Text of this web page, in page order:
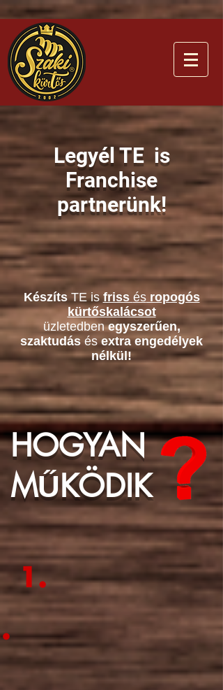
Legyél TE is
Franchise
partnerünk!
KészítsTE is friss ésropogós
kürtőskalácsot
üzletedbenegyszerűen,
szaktudás ésextra engedélyek
nélkül!
HOGYAN
MŰKÖDIK